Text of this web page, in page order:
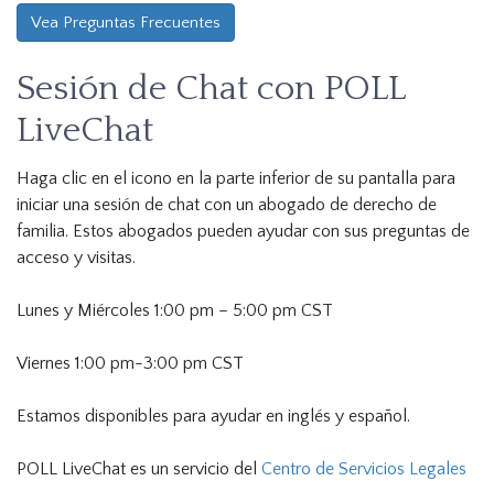
Vea Preguntas Frecuentes
Sesión de Chat con POLL
LiveChat
Haga clic en el icono en la parte inferior de su pantalla para
iniciar una sesión de chat con un abogado de derecho de
familia. Estos abogados pueden ayudar con sus preguntas de
acceso y visitas.
Lunes y Miércoles 1:00 pm – 5:00 pm CST
Viernes 1:00 pm-3:00 pm CST
Estamos disponibles para ayudar en inglés y español.
POLL LiveChat es un servicio del Centro de Servicios Legales